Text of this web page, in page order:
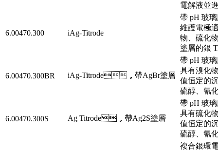
電解液並
6.00470.300 iAg-Titrode
帶 pH 玻璃
維護電極適
物、硫化
塗層的銀
6.00470.300BR iAg-Titrode，帶AgBr塗層
帶 pH 玻璃
具有溴化物
值恒定的沉積
硫醇
6.00470.300S Ag Titrode，帶Ag2S塗層
帶 pH 玻璃
具有硫化物
值恒定的沉積
硫醇、氰
複合銀環